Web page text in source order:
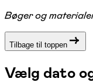
Bøger og
Tilbage til toppen
Vælg dato